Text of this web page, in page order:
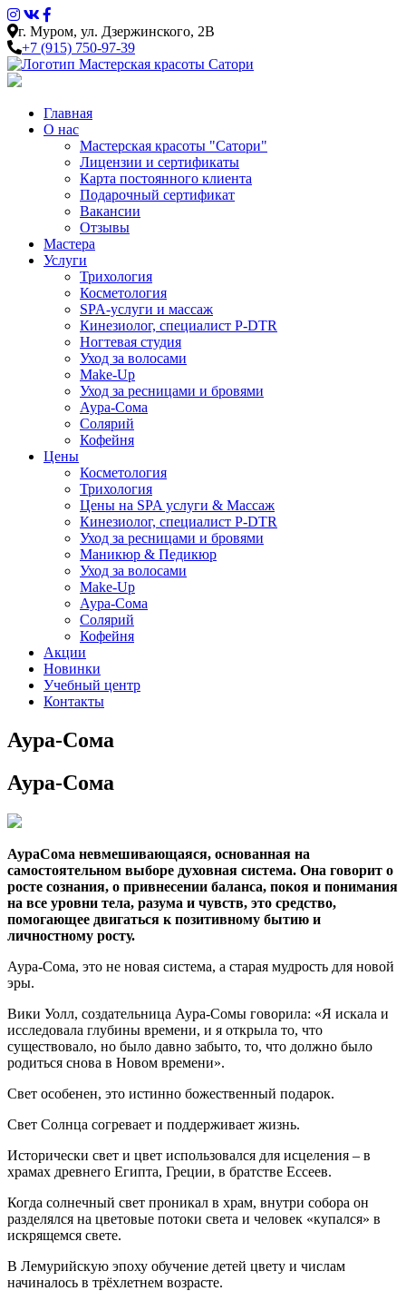
г. Муром, ул. Дзержинского, 2В
+7 (915) 750-97-39
Главная
О нас
Мастерская красоты "Сатори"
Лицензии и сертификаты
Карта постоянного клиента
Подарочный сертификат
Вакансии
Отзывы
Мастера
Услуги
Трихология
Косметология
SPA-услуги и массаж
Кинезиолог, специалист P-DTR
Ногтевая студия
Уход за волосами
Make-Up
Уход за ресницами и бровями
Аура-Сома
Солярий
Кофейня
Цены
Косметология
Трихология
Цены на SPA услуги & Массаж
Кинезиолог, специалист P-DTR
Уход за ресницами и бровями
Маникюр & Педикюр
Уход за волосами
Make-Up
Аура-Сома
Солярий
Кофейня
Акции
Новинки
Учебный центр
Контакты
Аура-Сома
Аура-Сома
АураСома невмешивающаяся, основанная на
самостоятельном выборе духовная система. Она говорит о
росте сознания, о привнесении баланса, покоя и понимания
на все уровни тела, разума и чувств, это средство,
помогающее двигаться к позитивному бытию и
личностному росту.
Аура-Сома, это не новая система, а старая мудрость для новой
эры.
Вики Уолл, создательница Аура-Сомы говорила: «Я искала и
исследовала глубины времени, и я открыла то, что
существовало, но было давно забыто, то, что должно было
родиться снова в Новом времени».
Свет особенен, это истинно божественный подарок.
Свет Солнца согревает и поддерживает жизнь.
Исторически свет и цвет использовался для исцеления – в
храмах древнего Египта, Греции, в братстве Ессеев.
Когда солнечный свет проникал в храм, внутри собора он
разделялся на цветовые потоки света и человек «купался» в
искрящемся свете.
В Лемурийскую эпоху обучение детей цвету и числам
начиналось в трёхлетнем возрасте.